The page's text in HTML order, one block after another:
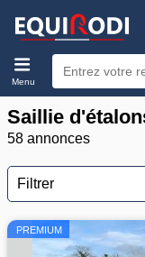
Menu
Saillie
58 annonces
Filtrer
PREMIUM